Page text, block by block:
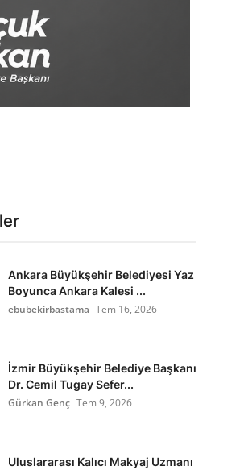
Ankara Büyükşehir Belediyesi Yaz
Boyunca Ankara Kalesi ...
ebubekirbastama Tem 16, 2026
İzmir Büyükşehir Belediye Başkanı
Dr. Cemil Tugay Sefer...
Gürkan Genç Tem 9, 2026
Uluslararası Kalıcı Makyaj Uzmanı